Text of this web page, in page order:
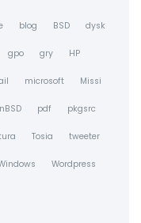
blog BSD dysk
gpo gry HP
microsoft Missi
pdf pkgsrc
Tosia tweeter
Wordpress